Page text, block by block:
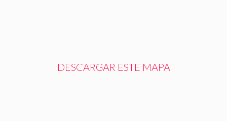
DESCARGAR ESTE MAPA